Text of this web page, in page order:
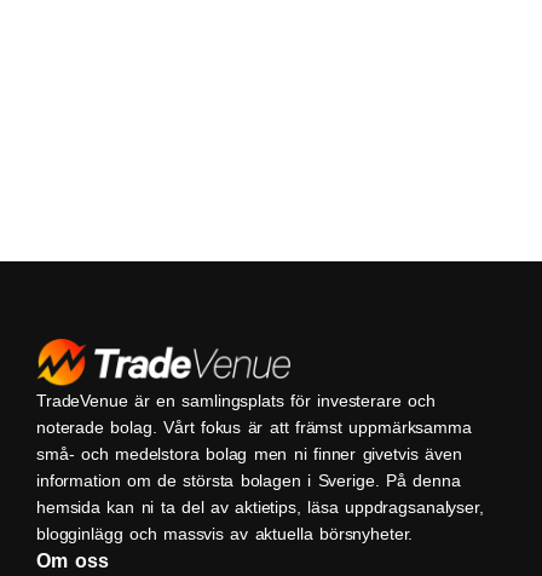
TradeVenue är en samlingsplats för investerare och
noterade bolag. Vårt fokus är att främst uppmärksamma
små- och medelstora bolag men ni finner givetvis även
information om de största bolagen i Sverige. På denna
hemsida kan ni ta del av aktietips, läsa uppdragsanalyser,
blogginlägg och massvis av aktuella börsnyheter.
Om oss